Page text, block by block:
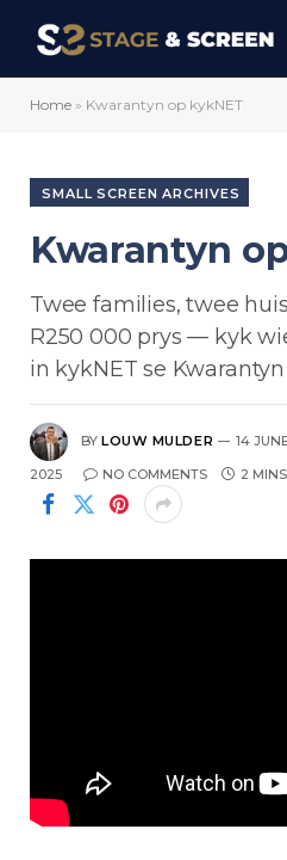
Home » Kwarantyn op kykNET
SMALL SCREEN ARCHIVES
Kwarantyn
Twee families, twee
R250 000 prys — kyk
in kykNET se Kwarantyn
BY LOUW MULDER 14
2025 NO COMMENTS 2